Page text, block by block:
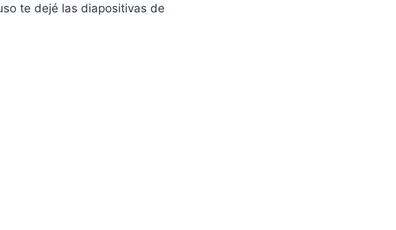
te dejé las diapositivas de